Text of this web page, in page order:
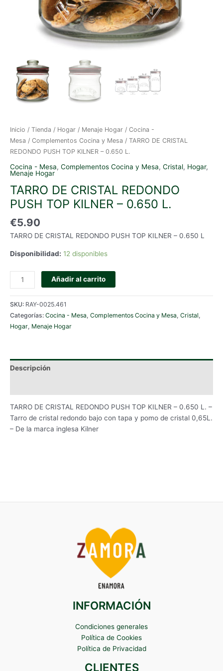
Inicio / Tienda / Hogar / Menaje Hogar / Cocina -
Mesa / Complementos Cocina y Mesa / TARRO DE CRISTAL
REDONDO PUSH TOP KILNER – 0.650 L.
Cocina - Mesa, Complementos Cocina y Mesa, Cristal, Hogar,
Menaje Hogar
TARRO DE CRISTAL REDONDO
PUSH TOP KILNER – 0.650 L.
€5.90
TARRO DE CRISTAL REDONDO PUSH TOP KILNER – 0.650 L
Disponibilidad: 12 disponibles
TARRO
DE
CRISTAL
REDONDO
PUSH
TOP
0.650
Añadir al carrito
SKU: RAY-0025.461
Categorías: Cocina - Mesa, Complementos Cocina y Mesa, Cristal,
Hogar, Menaje Hogar
Descripción
TARRO DE CRISTAL REDONDO PUSH TOP KILNER – 0.650 L. –
Tarro de cristal redondo bajo con tapa y pomo de cristal 0,65L.
– De la marca inglesa Kilner
INFORMACIÓN
Condiciones generales
Política de Cookies
Política de Privacidad
CLIENTES